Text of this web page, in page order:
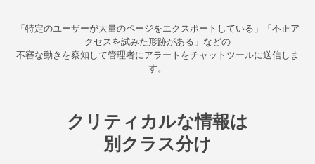
「特定のユーザーが大量のページをエクスポートしている」「不正ア
クセスを試みた形跡がある」などの
不審な動きを察知して管理者にアラートをチャットツールに送信しま
す。
クリティカルな情報は
別クラス分け